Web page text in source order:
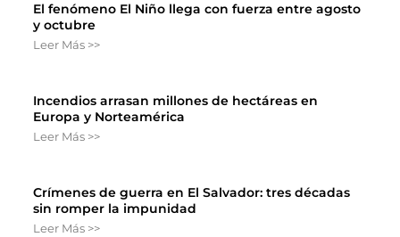
El fenómeno El Niño llega con fuerza entre agosto
y octubre
Leer Más >>
Incendios arrasan millones de hectáreas en
Europa y Norteamérica
Leer Más >>
Crímenes de guerra en El Salvador: tres décadas
sin romper la impunidad
Leer Más >>